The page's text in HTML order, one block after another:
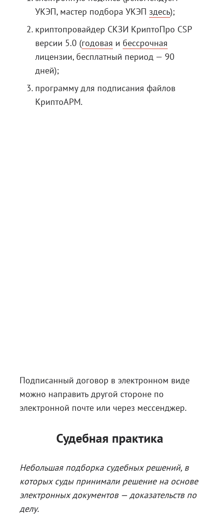
УКЭП, мастер подбора УКЭП здесь);
криптопровайдер СКЗИ КриптоПро CSP
версии 5.0 (годовая и бессрочная
лицензии, бесплатный период — 90
дней);
программу для подписания файлов
КриптоАРМ.
Подписанный договор в электронном виде
можно направить другой стороне по
электронной почте или через мессенджер.
Судебная практика
Небольшая подборка судебных решений, в
которых суды принимали решение на основе
электронных документов — доказательств по
делу.